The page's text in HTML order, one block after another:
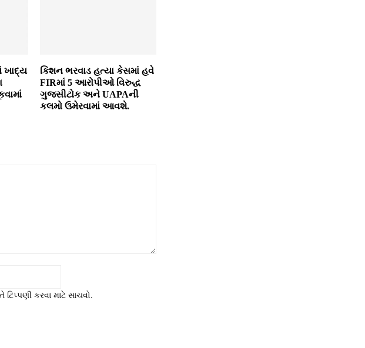
ખાદ્ય
કિશન ભરવાડ હત્યા કેસમાં હવે
FIRમાં 5 આરોપીઓ વિરુદ્ધ
ગુજસીટોક અને UAPAની
કલમો ઉમેરવામાં આવશે.
કરવા માટે સાચવો.